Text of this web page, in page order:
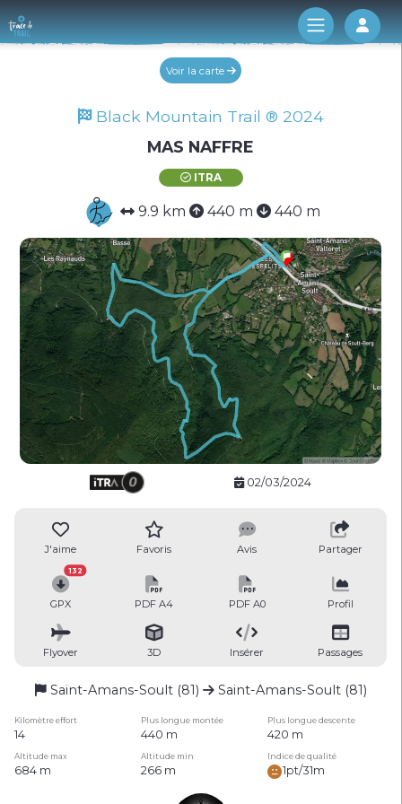
Log
Voir la carte
Black Mountain Trail ® 2024
MAS NAFFRE
ITRA
9.9 km 440 m 440 m
02/03/2024
J'aime Favoris Avis Partager
GPX
132
PDF A4 PDF A0 Profil
Flyover 3D Insérer Passages
Saint-Amans-Soult (81) Saint-Amans-Soult (81)
Kilomètre effort Plus longue montée Plus longue descente
14 440 m 420 m
Altitude max Altitude min Indice de qualité
684 m 266 m 1pt/31m